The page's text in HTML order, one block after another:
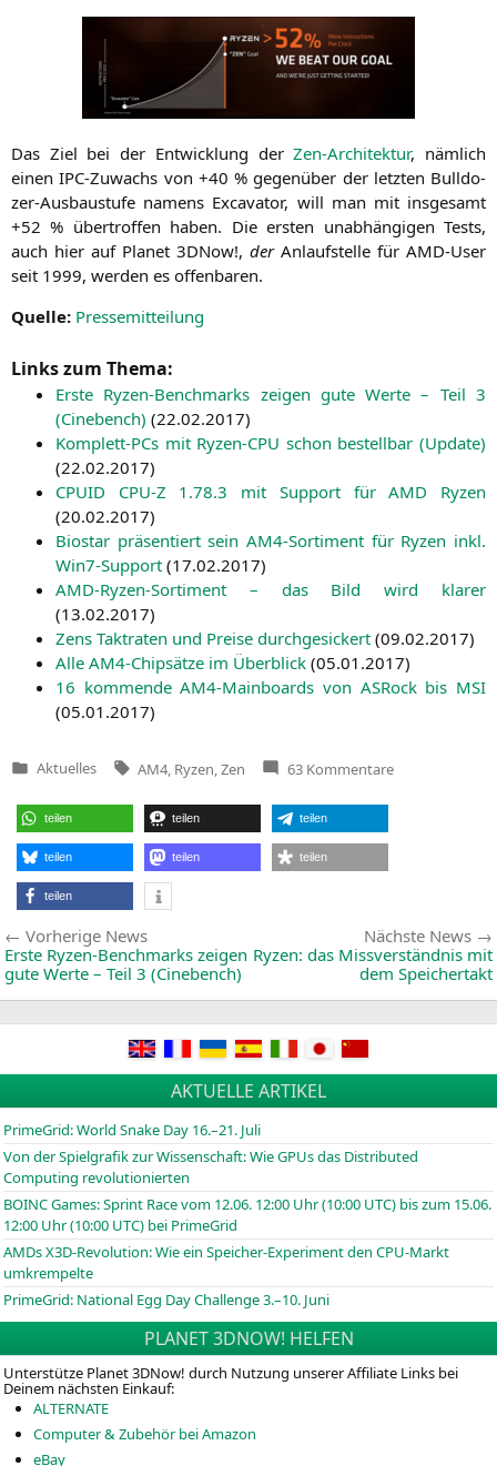
Das Ziel bei der Ent­wick­lung derZen-Archi­tek­tur, näm­lich
einen IPC-Zuwachs von +40 % gegen­über der letz­ten Bull­do­
zer-Aus­bau­stu­fe namens Excava­tor, will man mit ins­ge­samt
+52 % über­trof­fen haben. Die ers­ten unab­hän­gi­gen Tests,
auch hier auf Pla­net 3DNow!, derAnlauf­stel­le für AMD-User
seit 1999, wer­den es offenbaren.
Quel­le: Pres­se­mit­tei­lung
Links zum Thema:
Ers­te Ryzen-Bench­marks zei­gen gute Wer­te – Teil 3
(Cine­bench) (22.02.2017)
Kom­plett-PCs mit Ryzen-CPU schon bestell­bar (Update)
(22.02.2017)
CPUID
CPU‑Z 1.78.3 mit Sup­port fürAMD Ryzen
(20.02.2017)
Bio­star prä­sen­tiert sein AM4-Sor­ti­ment für Ryzen inkl.
Win7-Sup­port (17.02.2017)
AMD-Ryzen-Sor­ti­ment – das Bild wird kla­rer
(13.02.2017)
Zens Takt­ra­ten und Prei­se durch­ge­si­ckert (09.02.2017)
Alle AM4-Chip­sät­ze im Über­blick (05.01.2017)
16 kom­men­de AM4-Main­boards von ASRock bis MSI
(05.01.2017)
Veröffentlicht
Aktuelles Tags:
AM4 Ryzen Zen 63 Kommentarezu
Ryzen
teilen teilen teilen
teilen teilen teilen
teilen
Beitragsnavigation
Vorherige NewsVorherige
News:
Erste Ryzen-Benchmarks zeigen
gute Werte – Teil 3 (Cinebench)
Nächste News
Ryzen: das Missverständnis mit
dem Speichertakt
AKTUELLE ARTIKEL
PrimeGrid: World Snake Day 16.–21. Juli
Von der Spielgrafik zur Wissenschaft: Wie GPUs das Distributed
Computing revolutionierten
BOINCGames: Sprint Race vom 12.06. 12:00 Uhr (10:00 UTC) bis zum 15.06.
12:00 Uhr (10:00 UTC) bei PrimeGrid
AMDs X3D-Revolution: Wie ein Speicher-Experiment den CPU-Markt
umkrempelte
PrimeGrid: National Egg Day Challenge 3.–10. Juni
PLANET 3DNOW! HELFEN
Unterstütze Planet 3DNow! durch Nutzung unserer Affiliate Links bei
Deinem nächsten Einkauf:
ALTERNATE
Computer & Zubehör bei Amazon
eBay